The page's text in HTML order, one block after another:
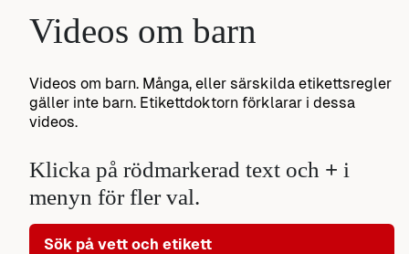
Sök på vett och etikett
Videos om barn
Videos om barn. Många, eller särskilda etikettsregler
gäller inte barn. Etikettdoktorn förklarar i dessa
videos.
Klicka på rödmarkerad text och + i
menyn för fler val.